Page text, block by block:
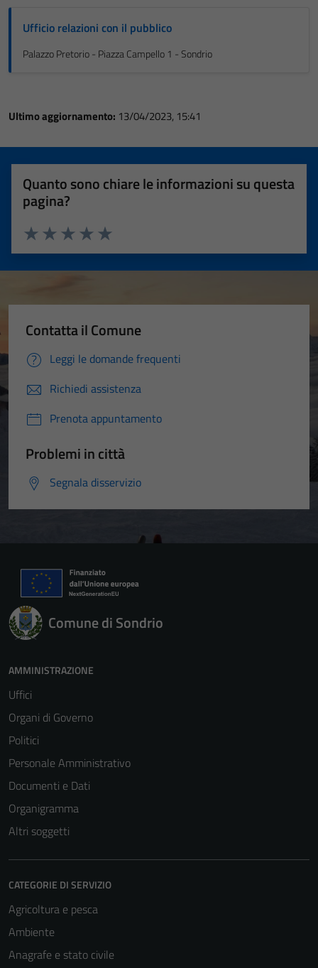
Ufficio relazioni con il pubblico
Palazzo Pretorio - Piazza Campello 1 - Sondrio
Ultimo aggiornamento: 13/04/2023, 15:41
Quanto sono chiare le informazioni su questa
pagina?
Valuta 5 stelle su 5
Valuta 4 stelle su 5
Valuta 3 stelle su 5
Valuta 2 stelle su 5
Valuta 1 stelle su 5
Contatta il Comune
Leggi le domande frequenti
Richiedi assistenza
Prenota appuntamento
Problemi in città
Segnala disservizio
Comune di Sondrio
AMMINISTRAZIONE
Uffici
Organi di Governo
Politici
Personale Amministrativo
Documenti e Dati
Organigramma
Altri soggetti
CATEGORIE DI SERVIZIO
Agricoltura e pesca
Ambiente
Anagrafe e stato civile